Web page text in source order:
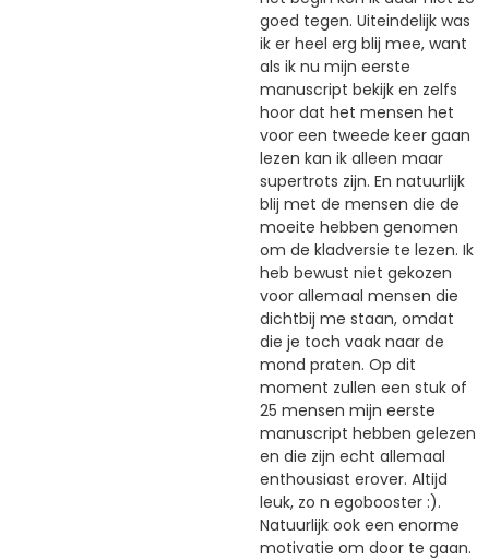
goed tegen. Uiteindelijk was
ik er heel erg blij mee, want
als ik nu mijn eerste
manuscript bekijk en zelfs
hoor dat het mensen het
voor een tweede keer gaan
lezen kan ik alleen maar
supertrots zijn. En natuurlijk
blij met de mensen die de
moeite hebben genomen
om de kladversie te lezen. Ik
heb bewust niet gekozen
voor allemaal mensen die
dichtbij me staan, omdat
die je toch vaak naar de
mond praten. Op dit
moment zullen een stuk of
25 mensen mijn eerste
manuscript hebben gelezen
en die zijn echt allemaal
enthousiast erover. Altijd
leuk, zo n egobooster :).
Natuurlijk ook een enorme
motivatie om door te gaan.